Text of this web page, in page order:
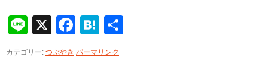
Line
X Facebook
Hatena
カテゴリー: つぶやき パーマリンク